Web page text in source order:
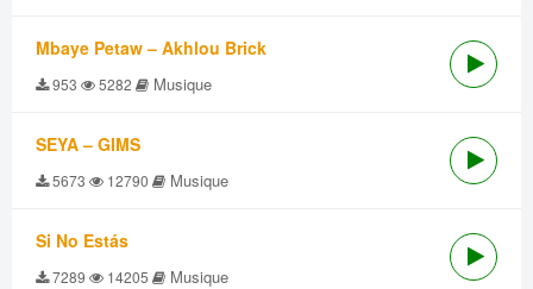
Mbaye Petaw – Akhlou Brick
953 5282 Musique
SEYA – GIMS
5673 12790 Musique
Si No Estás
7289 14205 Musique